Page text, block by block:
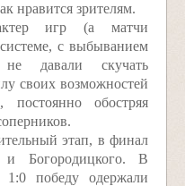
нравится зрителям.
игр (а матчи
с выбыванием
не давали скучать
своих возможностей
постоянно обостряя
этап, в финал
Богородицкого. В
победу одержали